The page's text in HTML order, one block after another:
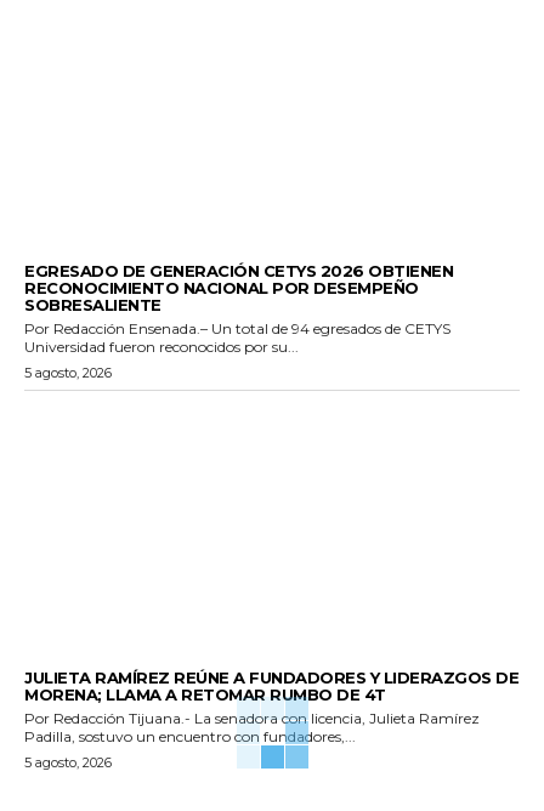
EGRESADO DE GENERACIÓN CETYS 2026 OBTIENEN
RECONOCIMIENTO NACIONAL POR DESEMPEÑO
SOBRESALIENTE
Por Redacción Ensenada.– Un total de 94 egresados de CETYS
Universidad fueron reconocidos por su...
5 agosto, 2026
JULIETA RAMÍREZ REÚNE A FUNDADORES Y LIDERAZGOS DE
MORENA; LLAMA A RETOMAR RUMBO DE 4T
Por Redacción Tijuana.- La senadora con licencia, Julieta Ramírez
Padilla, sostuvo un encuentro con fundadores,...
5 agosto, 2026